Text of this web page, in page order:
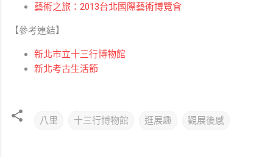
藝術之旅：2013台北國際藝術博覽會
【參考連結】
新北市立十三行博物館
新北考古生活節
八里 十三行博物館 逛展趣 觀展後感